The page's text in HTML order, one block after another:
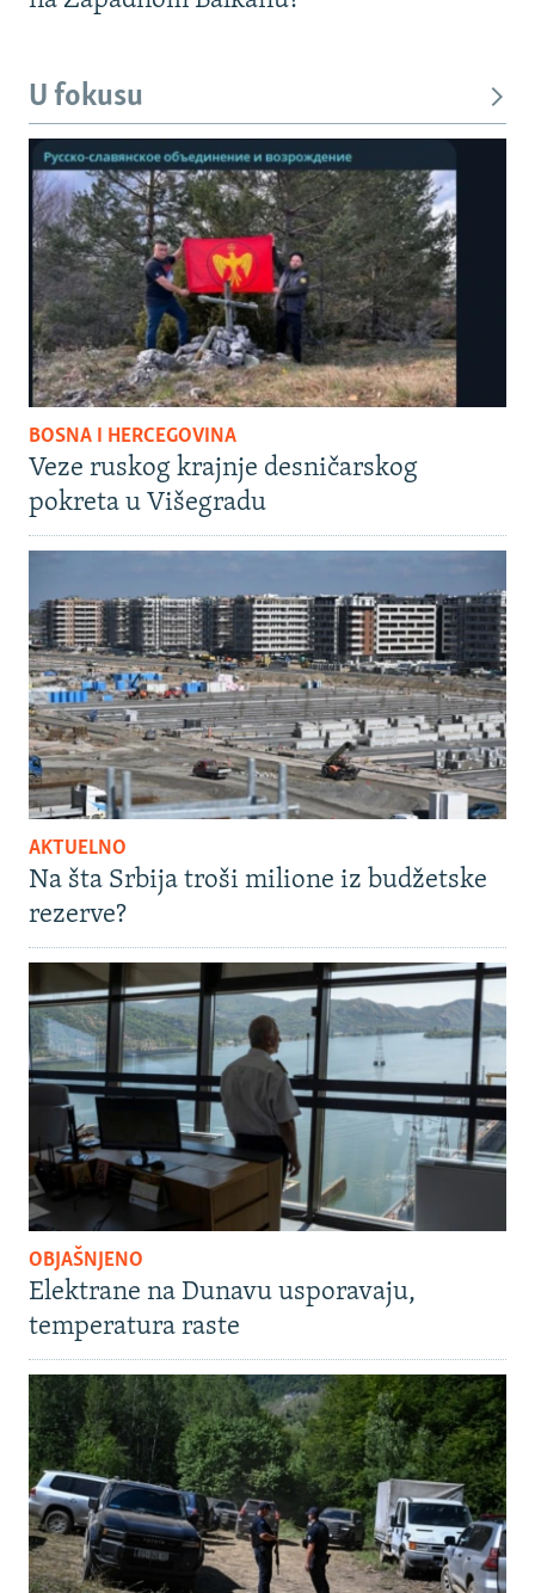
U fokusu
BOSNA I HERCEGOVINA
Veze ruskog krajnje desničarskog
pokreta u Višegradu
AKTUELNO
Na šta Srbija troši milione iz budžetske
rezerve?
OBJAŠNJENO
Elektrane na Dunavu usporavaju,
temperatura raste